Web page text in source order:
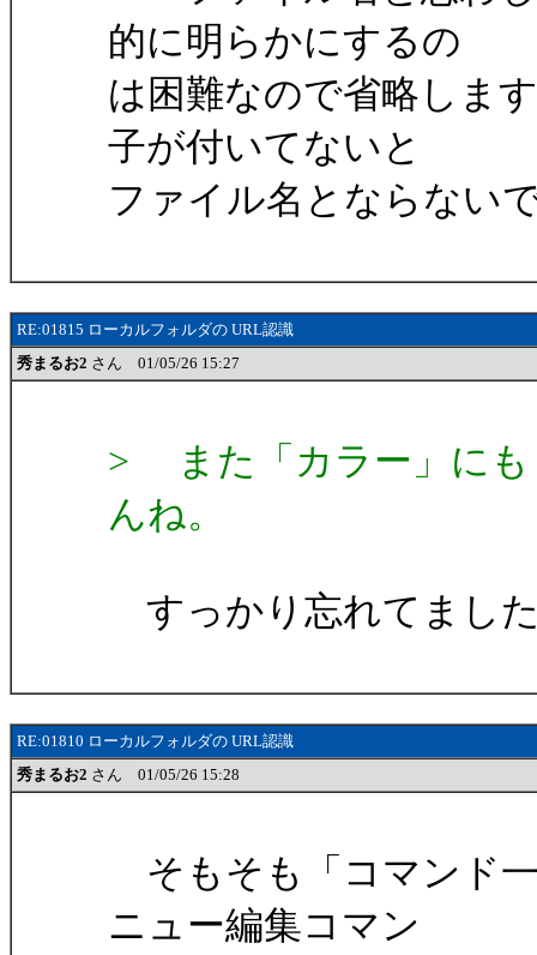
的に明らかにするの
は困難なので省略しま
子が付いてないと
ファイル名とならない
RE:01815 ローカルフォルダの URL認識
秀まるお2 さん 01/05/26 15:27
> また「カラー」にも
んね。
すっかり忘れてまし
RE:01810 ローカルフォルダの URL認識
秀まるお2 さん 01/05/26 15:28
そもそも「コマンド
ニュー編集コマン